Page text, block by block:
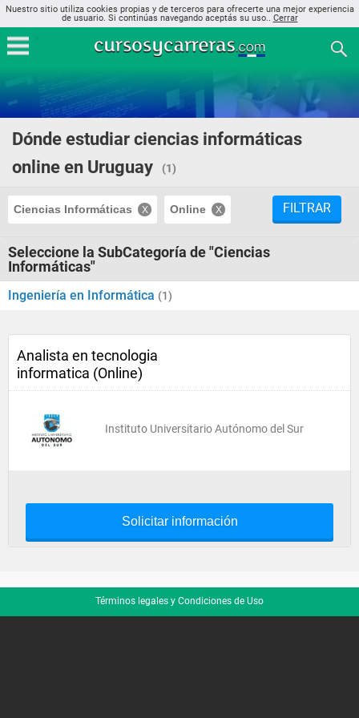
Nuestro sitio utiliza cookies propias y de terceros para ofrecerte una mejor experiencia
de usuario. Si continúas navegando aceptás su uso.. Cerrar
Dónde estudiar ciencias informáticas
online en Uruguay
(1)
Ciencias Informáticas Online FILTRAR
Seleccione la SubCategoría de "Ciencias
Informáticas"
Ingeniería en Informática (1)
Analista en tecnologia
informatica (Online)
Instituto Universitario Autónomo del Sur
Solicitar información
Términos legales y Condiciones de Uso